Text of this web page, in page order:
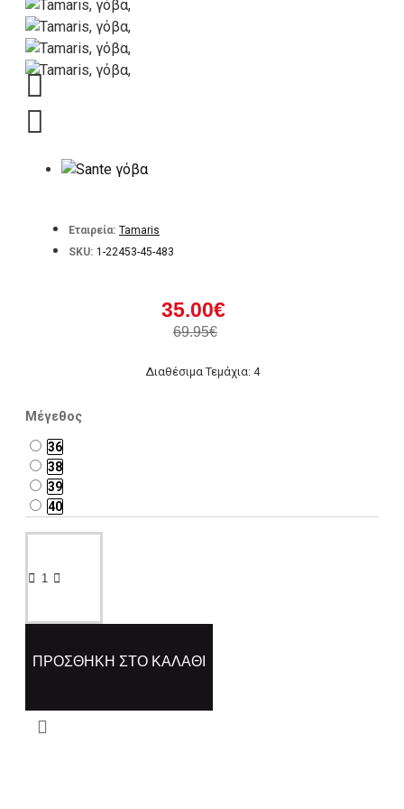
Εταιρεία: Tamaris
SKU: 1-22453-45-483
35.00€
69.95€
Διαθέσιμα Τεμάχια: 4
Μέγεθος
36
38
39
40
ΠΡΟΣΘΉΚΗ ΣΤΟ ΚΑΛΆΘΙ